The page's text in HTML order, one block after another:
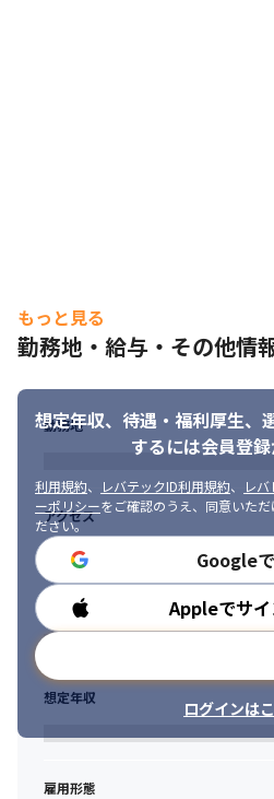
もっと見る
勤務地・給与・その他情
想定年収、待遇・福利厚生、
するには会員登
利用規約、 レバテックID利用規約、
レ
ーポリシーをご確認のうえ、同意いた
ださい。
Google
Appleでサ
ログインは
勤務地
アクセス
勤務時間
想定年収
雇用形態